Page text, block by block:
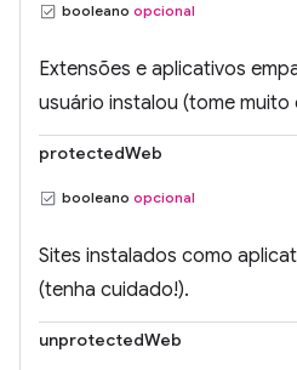
booleano opcional
Extensões e aplicativos
usuário instalou (tome muito
protectedWeb
booleano opcional
Sites instalados como
(tenha cuidado!).
unprotectedWeb